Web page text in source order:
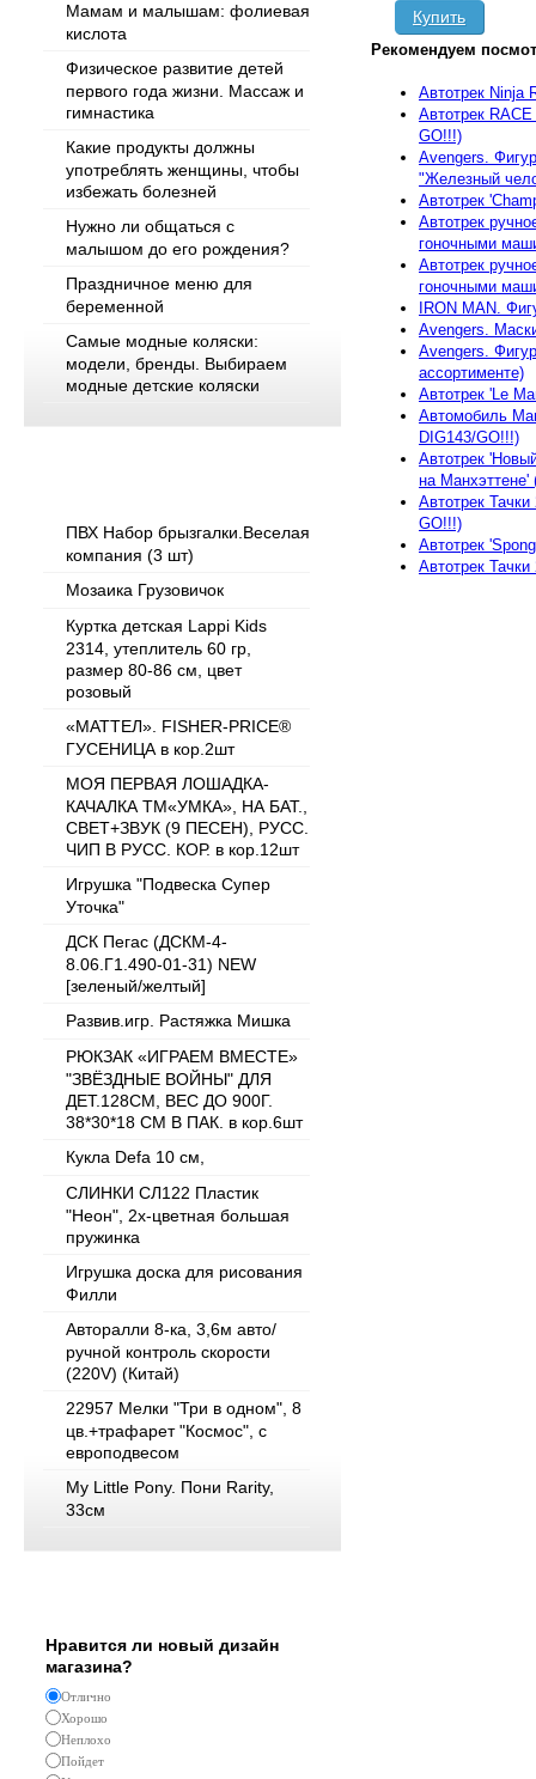
Мамам и малышам: фолиевая
кислота
Физическое развитие детей
первого года жизни. Массаж и
гимнастика
Какие продукты должны
употреблять женщины, чтобы
избежать болезней
Нужно ли общаться с
малышом до его рождения?
Праздничное меню для
беременной
Самые модные коляски:
модели, бренды. Выбираем
модные детские коляски
ПВХ Набор брызгалки.Веселая
компания (3 шт)
Мозаика Грузовичок
Куртка детская Lappi Kids
2314, утеплитель 60 гр,
размер 80-86 см, цвет
розовый
«МАТТЕЛ». FISHER-PRICE®
ГУСЕНИЦА в кор.2шт
МОЯ ПЕРВАЯ ЛОШАДКА-
КАЧАЛКА ТМ«УМКА», НА БАТ.,
СВЕТ+ЗВУК (9 ПЕСЕН), РУСС.
ЧИП В РУСС. КОР. в кор.12шт
Игрушка "Подвеска Супер
Уточка"
ДСК Пегас (ДСКМ-4-
8.06.Г1.490-01-31) NEW
[зеленый/желтый]
Развив.игр. Растяжка Мишка
РЮКЗАК «ИГРАЕМ ВМЕСТЕ»
"ЗВЁЗДНЫЕ ВОЙНЫ" ДЛЯ
ДЕТ.128СМ, ВЕС ДО 900Г.
38*30*18 СМ В ПАК. в кор.6шт
Кукла Defa 10 см,
СЛИНКИ СЛ122 Пластик
"Неон", 2х-цветная большая
пружинка
Игрушка доска для рисования
Филли
Авторалли 8-ка, 3,6м авто/
ручной контроль скорости
(220V) (Китай)
22957 Мелки "Три в одном", 8
цв.+трафарет "Космос", с
европодвесом
My Little Pony. Пони Rarity,
33см
Нравится ли новый дизайн
магазина?
Отлично
Хорошо
Неплохо
Пойдет
Купить
Рекомендуем
Автотрек Ninja
Автотрек
GO!!!)
Avengers.
"Железный
Автотрек
Автотрек
гоночными
Автотрек
гоночными
IRON MAN.
Avengers.
Avengers.
ассортименте)
Автотрек 'Le
Автомобиль
DIG143/GO!!!)
Автотрек
на Манхэттене'
Автотрек
GO!!!)
Автотрек
Автотрек Тачки